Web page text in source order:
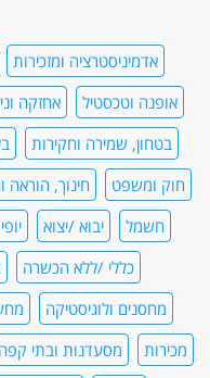
אדמיניסטרציה ומזכירות
אופנה וטכסטיל
אחזקה
בטחון, שמירה וחקירות
חוק ומשפט
חינוך, הוראה
חשמל
יבוא /יצוא
כללי /ללא הכשרה
מחסנים ולוגיסטיקה
מכירות
מסעדנות ובתי קפה